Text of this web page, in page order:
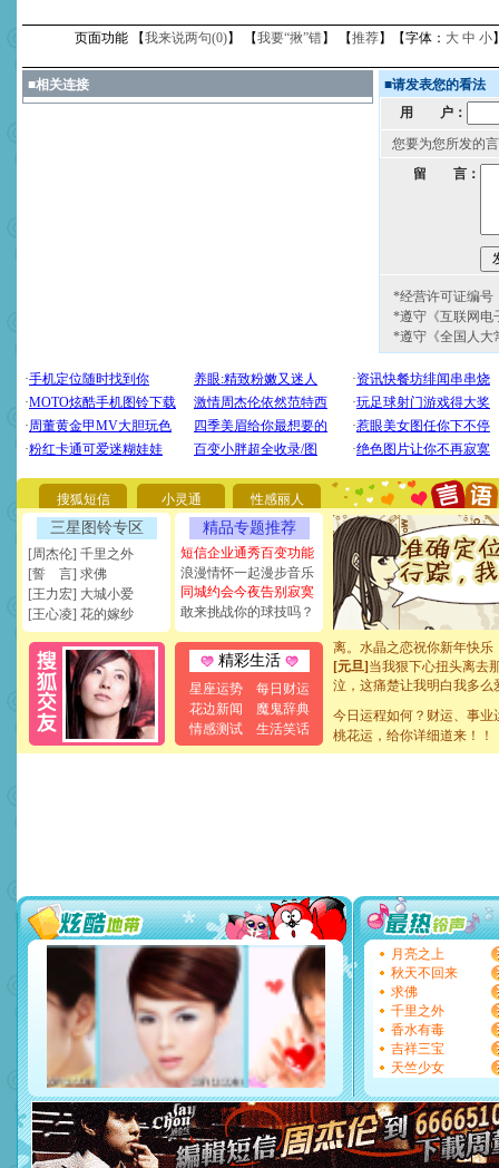
页面功能 【我来说两句(0)】 【我要“揪”错】 【推荐】【字体： 大 中 小
■相关连接 ■请发表您的看法
用 户：
您要为您所发的
留 言：
*经营许可证编号
*遵守《互联网电
*遵守《全国人大
搜狐短信 小灵通 性感丽人
三星图铃专区
[周杰伦] 千里之外
[誓 言] 求佛
[王力宏] 大城小爱
[王心凌] 花的嫁纱
精品专题推荐
短信企业通秀百变功能
浪漫情怀一起漫步音乐
同城约会今夜告别寂寞
敢来挑战你的球技吗？
精彩生活
星座运势
每日财运
花边新闻
魔鬼辞典
情感测试
生活笑话
[圣诞节] 圣诞节到了，想想
你太多，只有给你五千万
要平安！千万要知足！千
[圣诞节]不只这样的日子才
天都要快乐噢!
[圣诞节]奉上一颗祝福的心,
如意,快乐,鲜花,一切美好的
[元旦]看到你我会触电；看
断电。爱你是我职业，想
你是我专业！水晶之恋祝你
[元旦]如果上天让我许三个
起；二是再生再世和你在
离。水晶之恋祝你新年快乐
[元旦] 当我狠下心扭头离去
泣，这痛楚让我明白我多
卖了。水晶之恋祝你新年快
[春节]风柔雨润好月圆，半
颜！冬去春来似水如烟，
道一声平安！新年吉祥万事
能正大光明地骚扰你,告诉
天都要快乐噢!
[圣诞节]奉上一颗祝福的心,
如意,快乐,鲜花,一切美好
[元旦]
看到你我会触电；
断电。爱你是我职业，想
你是我专业！水晶之恋祝你
[元旦]
如果上天让我许三
起；二是再生再世和你在
离。水晶之恋祝你新年快乐
[元旦]当我狠下心扭头离去
泣，这痛楚让我明白我多
卖了。水晶之恋祝你新年快
[春节]风柔雨润好月圆，半
今日运程如何？财运、事业
桃花运，给你详细道来！！
月亮之上
秋天不回来
求佛
千里之外
香水有毒
吉祥三宝
天竺少女